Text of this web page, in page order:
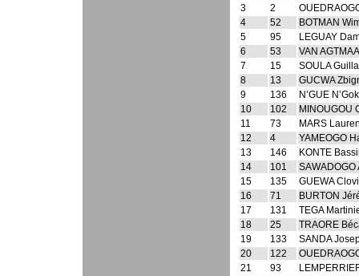
3
2
4
52
BOTMAN
5
95
LEGUAY
6
53
VAN
7
15
SOULA
8
13
GUCWA
9
136
N’GUE
10
102
MINOUGOU
11
73
MARS
12
4
YAMEOGO
13
146
KONTE
14
101
15
135
GUEWA
16
71
BURTON
17
131
TEGA
18
25
TRAORE
19
133
SANDA
20
122
21
93